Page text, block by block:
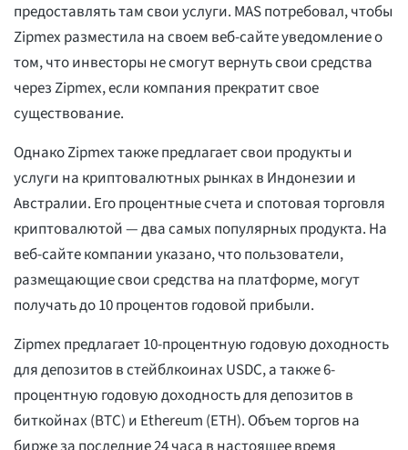
предоставлять там свои услуги. MAS потребовал, чтобы
Zipmex разместила на своем веб-сайте уведомление о
том, что инвесторы не смогут вернуть свои средства
через Zipmex, если компания прекратит свое
существование.
Однако Zipmex также предлагает свои продукты и
услуги на криптовалютных рынках в Индонезии и
Австралии. Его процентные счета и спотовая торговля
криптовалютой — два самых популярных продукта. На
веб-сайте компании указано, что пользователи,
размещающие свои средства на платформе, могут
получать до 10 процентов годовой прибыли.
Zipmex предлагает 10-процентную годовую доходность
для депозитов в стейблкоинах USDC, а также 6-
процентную годовую доходность для депозитов в
биткойнах (BTC) и Ethereum (ETH). Объем торгов на